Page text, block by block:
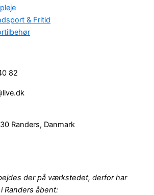
& Fritid
82
Randers, Danmark
der på værkstedet, derfor har
Randers åbent: